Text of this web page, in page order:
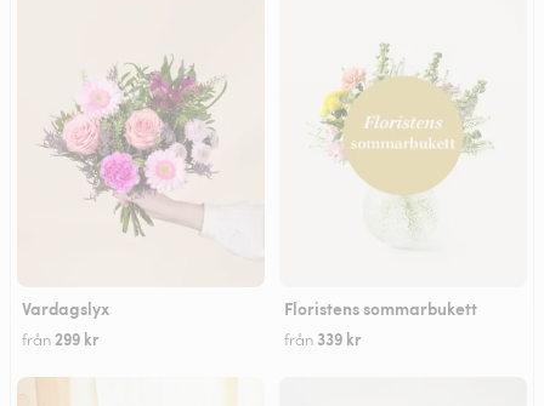
Vardagslyx
från 299 kr
Floristens sommarbukett
från 339 kr